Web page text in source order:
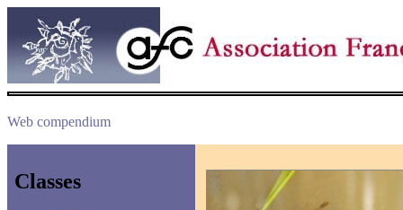
Web compendium
Classes